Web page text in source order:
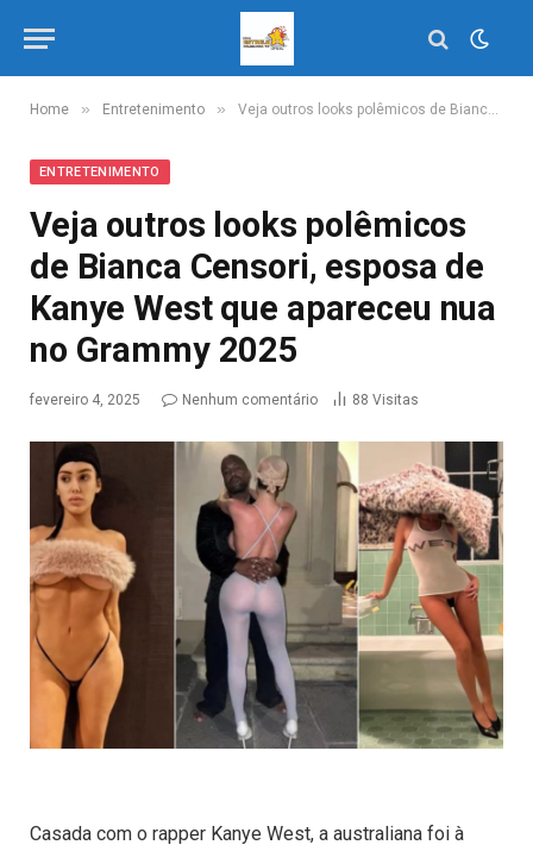
Home » Entretenimento » Veja outros looks polêmicos de Bianca Censori, esposa de Kanye West que apareceu nua no Grammy 2025
ENTRETENIMENTO
Veja outros looks polêmicos
de Bianca Censori, esposa de
Kanye West que apareceu nua
no Grammy 2025
fevereiro 4, 2025 Nenhum comentário 88 Visitas
Casada com o rapper Kanye West, a australiana foi à